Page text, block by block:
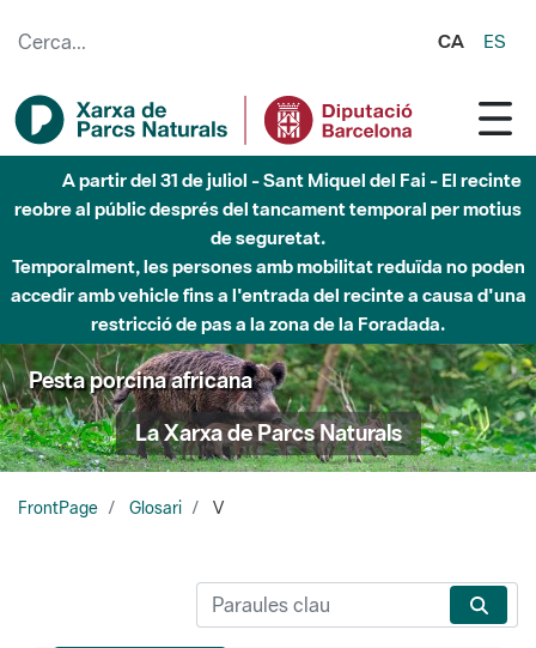
CA ES
A partir del 31 de juliol - Sant Miquel del Fai - El recinte
reobre al públic després del tancament temporal per motius
de seguretat.
Temporalment, les persones amb mobilitat reduïda no poden
accedir amb vehicle fins a l'entrada del recinte a causa d'una
restricció de pas a la zona de la Foradada.
Pesta porcina africana
La Xarxa de Parcs Naturals
FrontPage Glosari V